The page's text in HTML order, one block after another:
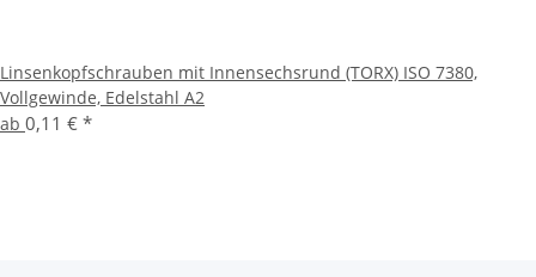
Linsenkopfschrauben mit Innensechsrund (TORX) ISO 7380,
Vollgewinde, Edelstahl A2
ab 0,11 € *